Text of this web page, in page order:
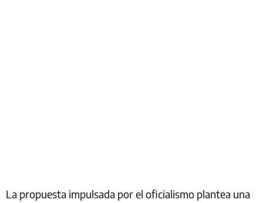
La propuesta impulsada por el oficialismo plantea una